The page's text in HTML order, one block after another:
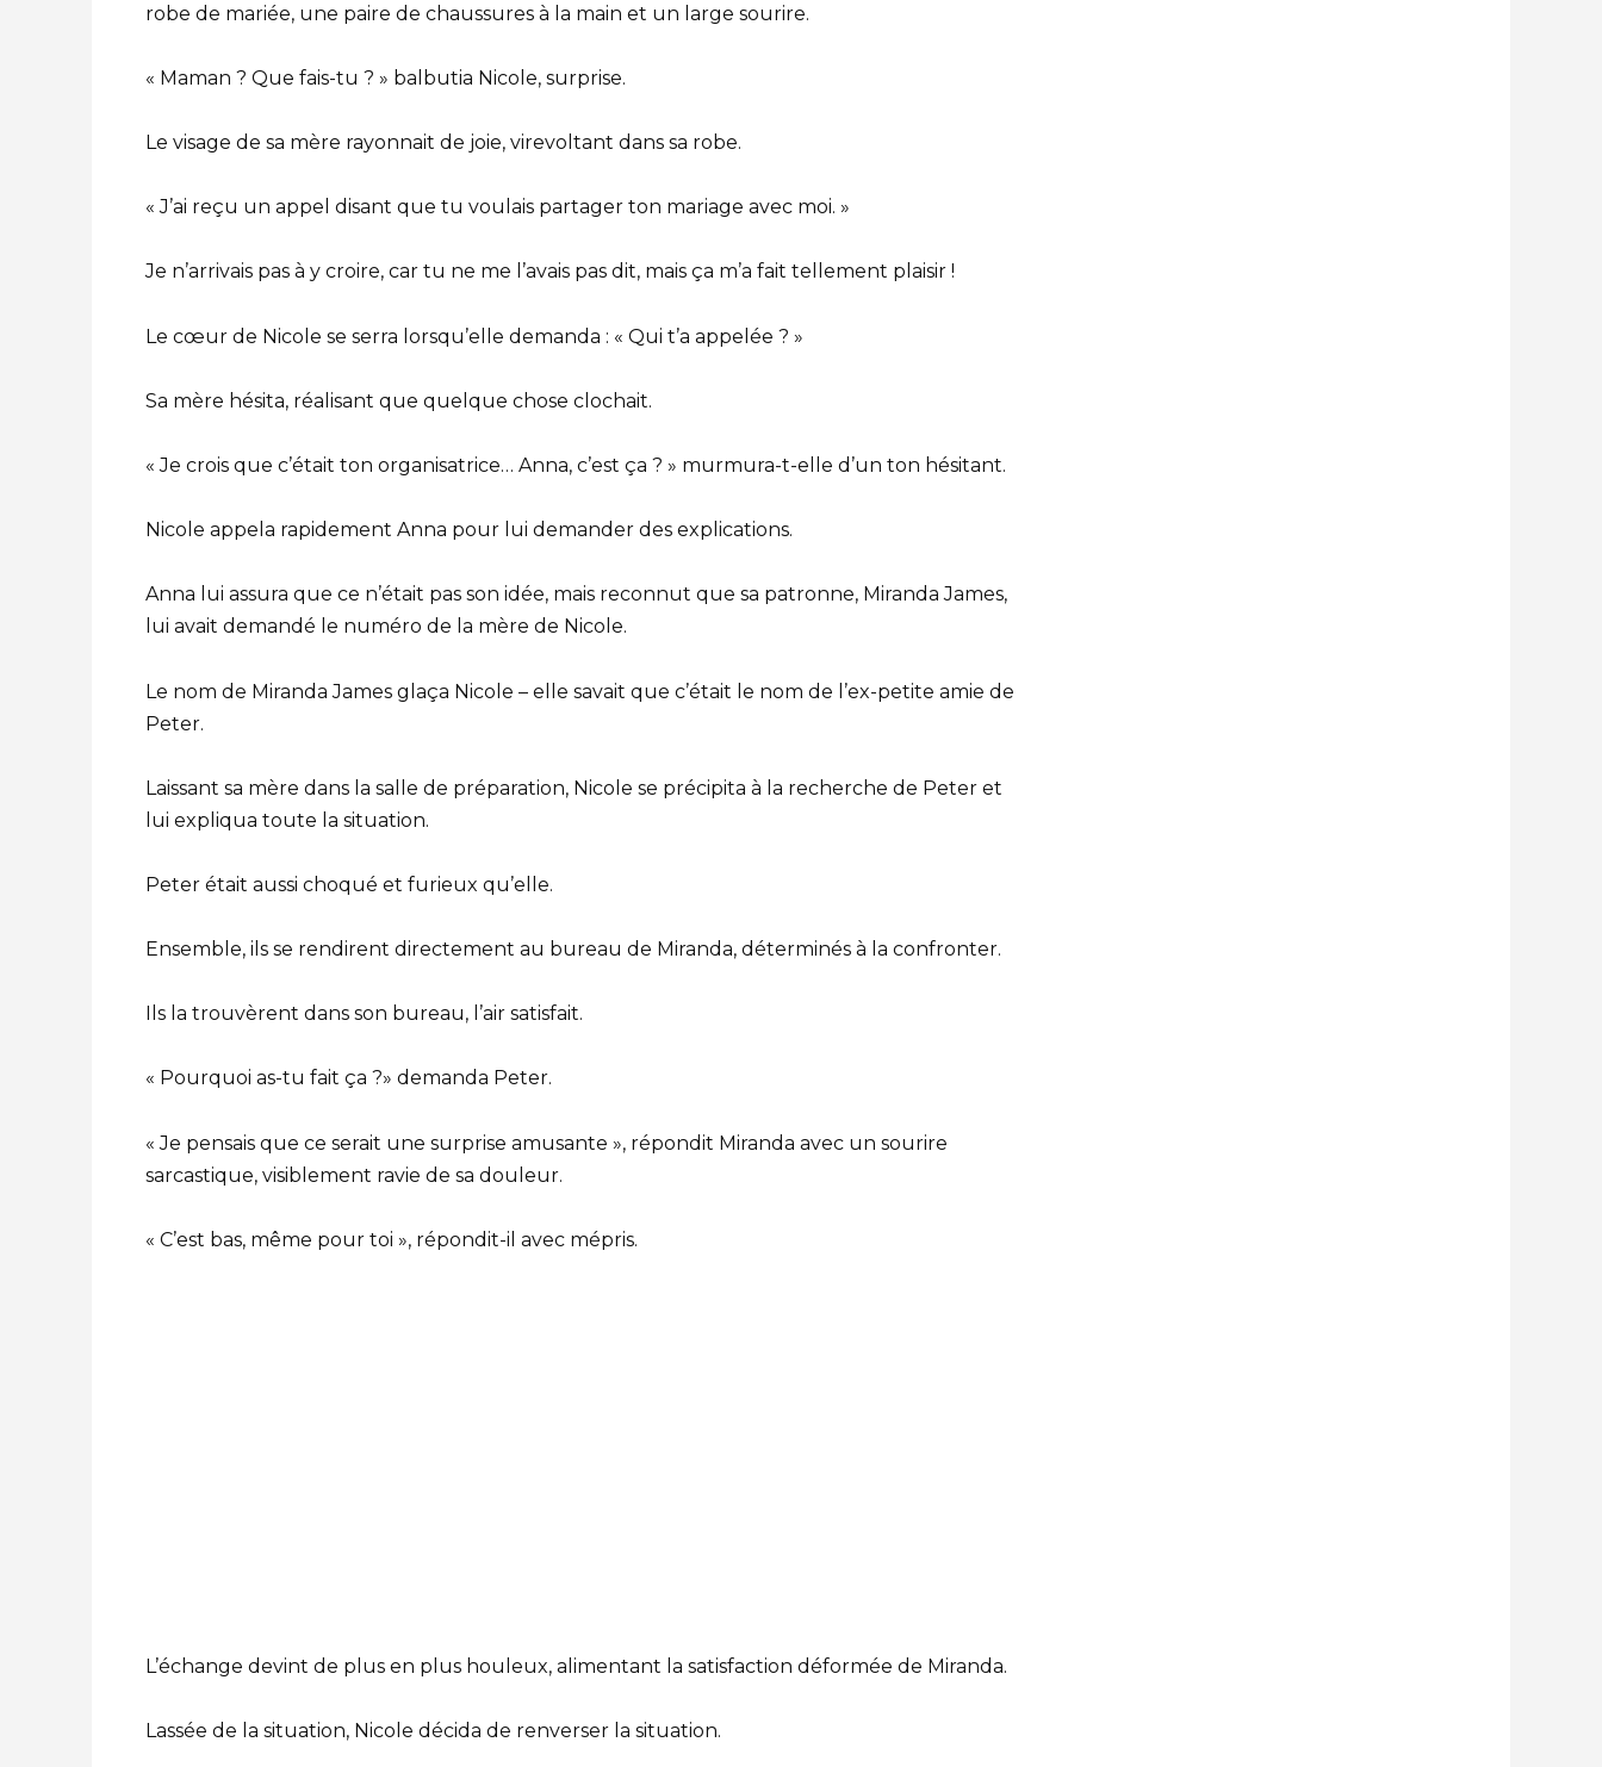
robe de mariée, une paire de chaussures à la main et un large sourire.
« Maman ? Que fais-tu ? » balbutia Nicole, surprise.
Le visage de sa mère rayonnait de joie, virevoltant dans sa robe.
« J’ai reçu un appel disant que tu voulais partager ton mariage avec moi. »
Je n’arrivais pas à y croire, car tu ne me l’avais pas dit, mais ça m’a fait tellement plaisir !
Le cœur de Nicole se serra lorsqu’elle demanda : « Qui t’a appelée ? »
Sa mère hésita, réalisant que quelque chose clochait.
« Je crois que c’était ton organisatrice… Anna, c’est ça ? » murmura-t-elle d’un ton hésitant.
Nicole appela rapidement Anna pour lui demander des explications.
Anna lui assura que ce n’était pas son idée, mais reconnut que sa patronne, Miranda James,
lui avait demandé le numéro de la mère de Nicole.
Le nom de Miranda James glaça Nicole – elle savait que c’était le nom de l’ex-petite amie de
Peter.
Laissant sa mère dans la salle de préparation, Nicole se précipita à la recherche de Peter et
lui expliqua toute la situation.
Peter était aussi choqué et furieux qu’elle.
Ensemble, ils se rendirent directement au bureau de Miranda, déterminés à la confronter.
Ils la trouvèrent dans son bureau, l’air satisfait.
« Pourquoi as-tu fait ça ?» demanda Peter.
« Je pensais que ce serait une surprise amusante », répondit Miranda avec un sourire
sarcastique, visiblement ravie de sa douleur.
« C’est bas, même pour toi », répondit-il avec mépris.
L’échange devint de plus en plus houleux, alimentant la satisfaction déformée de Miranda.
Lassée de la situation, Nicole décida de renverser la situation.